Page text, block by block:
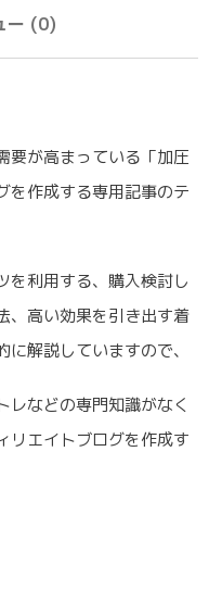
ー (0)
要が高まっている「加圧
を作成する専用記事のテ
を利用する、購入検討し
、高い効果を引き出す着
解説していますので、
レなどの専門知識がなく
リエイトブログを作成す